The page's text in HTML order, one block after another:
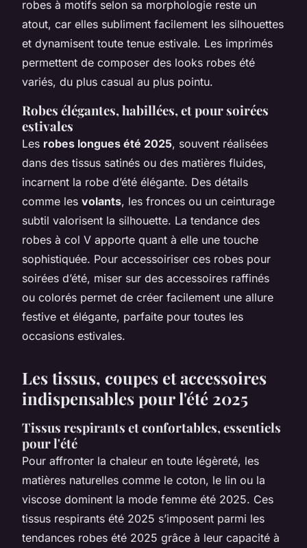
robes à motifs selon sa morphologie reste un
atout, car elles subliment facilement les silhouettes
et dynamisent toute tenue estivale. Les imprimés
permettent de composer des looks robes été
variés, du plus casual au plus pointu.
Robes élégantes, habillées, et pour soirées
estivales
Les robes longues été 2025, souvent réalisées
dans des tissus satinés ou des matières fluides,
incarnent la robe d’été élégante. Des détails
comme les volants, les fronces ou un ceinturage
subtil valorisent la silhouette. La tendance des
robes à col V apporte quant à elle une touche
sophistiquée. Pour accessoiriser ces robes pour
soirées d’été, miser sur des accessoires raffinés
ou colorés permet de créer facilement une allure
festive et élégante, parfaite pour toutes les
occasions estivales.
Les tissus, coupes et accessoires
indispensables pour l'été 2025
Tissus respirants et confortables, essentiels
pour l'été
Pour affronter la chaleur en toute légèreté, les
matières naturelles comme le coton, le lin ou la
viscose dominent la mode femme été 2025. Ces
tissus respirants été 2025 s’imposent parmi les
tendances robes été 2025 grâce à leur capacité à